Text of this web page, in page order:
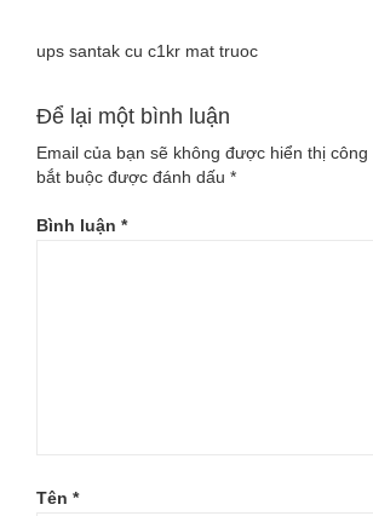
ups santak cu c1kr mat truoc
Để lại một bình luận
Email của bạn sẽ không được hiển thị công
bắt buộc được đánh dấu *
Bình luận *
Tên *